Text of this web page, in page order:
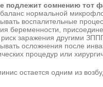
подлежит сомнению тот
нормальной
воспалительные
беременности,
заражения другими
осложнения после
процедур или
остается одним из